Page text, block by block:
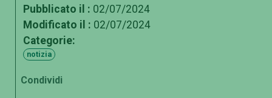
Pubblicato il : 02/07/2024
Modificato il : 02/07/2024
Categorie:
notizia
Condividi